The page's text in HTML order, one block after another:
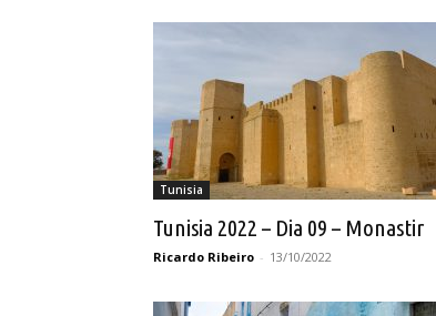
Tunisia
Tunisia 2022 – Dia 09 – Monastir
Ricardo Ribeiro - 13/10/2022